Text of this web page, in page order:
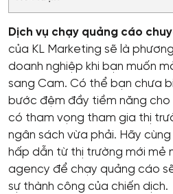
Dịch vụ chạy quảng cáo
của KL Marketing sẽ là
doanh nghiệp khi bạn muốn
sang Cam. Có thể bạn chưa
bước đệm đầy tiềm năng
có tham vọng tham gia thị
ngân sách vừa phải. Hãy
hấp dẫn từ thị trường mới mẻ
agency để chạy quảng cáo
sự thành công của chiến dịch.